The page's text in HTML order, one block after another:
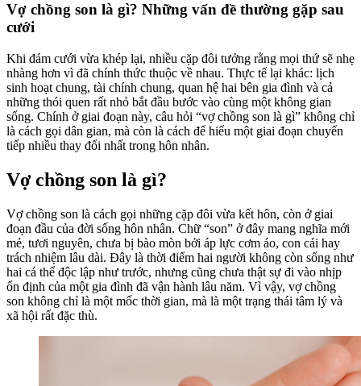
Vợ chồng son là gì? Những vấn đề thường gặp sau
cưới
Khi đám cưới vừa khép lại, nhiều cặp đôi tưởng rằng mọi thứ sẽ nhẹ
nhàng hơn vì đã chính thức thuộc về nhau. Thực tế lại khác: lịch
sinh hoạt chung, tài chính chung, quan hệ hai bên gia đình và cả
những thói quen rất nhỏ bắt đầu bước vào cùng một không gian
sống. Chính ở giai đoạn này, câu hỏi “vợ chồng son là gì” không chỉ
là cách gọi dân gian, mà còn là cách để hiểu một giai đoạn chuyển
tiếp nhiều thay đổi nhất trong hôn nhân.
Vợ chồng son là gì?
Vợ chồng son là cách gọi những cặp đôi vừa kết hôn, còn ở giai
đoạn đầu của đời sống hôn nhân. Chữ “son” ở đây mang nghĩa mới
mẻ, tươi nguyên, chưa bị bào mòn bởi áp lực cơm áo, con cái hay
trách nhiệm lâu dài. Đây là thời điểm hai người không còn sống như
hai cá thể độc lập như trước, nhưng cũng chưa thật sự đi vào nhịp
ổn định của một gia đình đã vận hành lâu năm. Vì vậy, vợ chồng
son không chỉ là một mốc thời gian, mà là một trạng thái tâm lý và
xã hội rất đặc thù.